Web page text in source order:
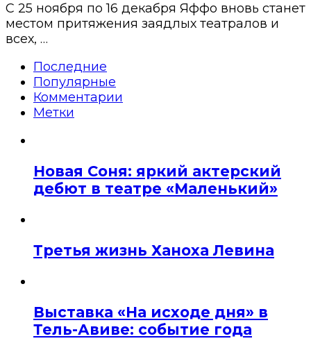
С 25 ноября по 16 декабря Яффо вновь станет
местом притяжения заядлых театралов и
всех, …
Последние
Популярные
Комментарии
Метки
Новая Соня: яркий актерский
дебют в театре «Маленький»
Третья жизнь Ханоха Левина
Выставка «На исходе дня» в
Тель-Авиве: событие года